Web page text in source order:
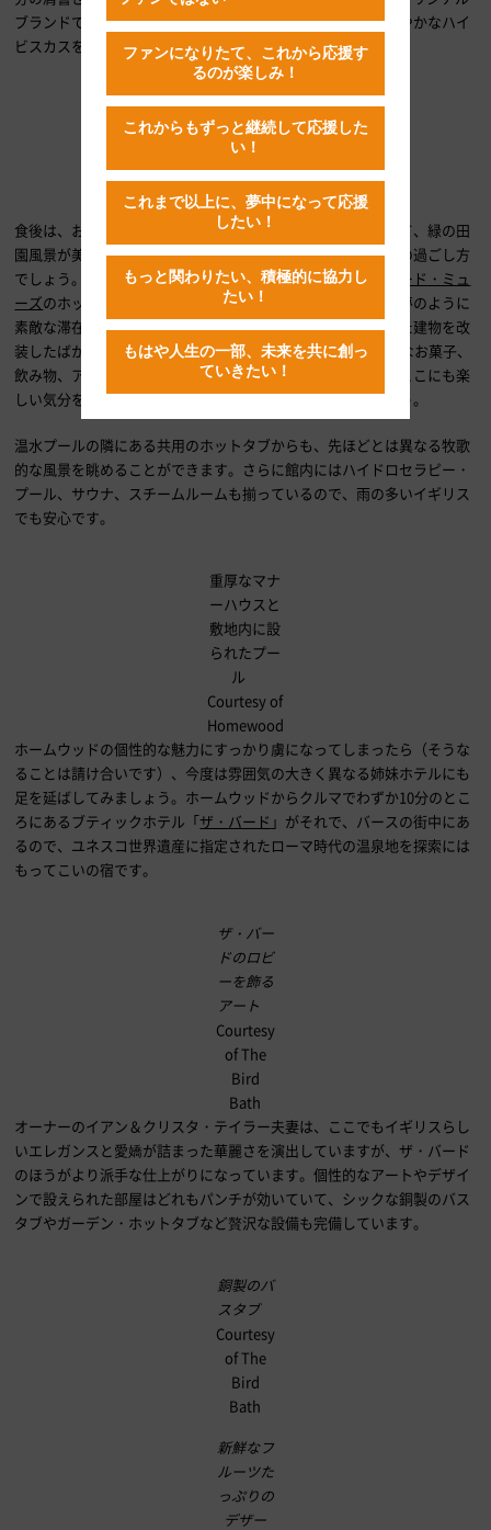
ブランドである「カレイドスコープ・ジン」に使われる色鮮やかなハイ
ビスカスをはじめとする植物もこの菜園で栽培しています。
庭に並んだ
BBQドー
ム
Courtesy of
Homewood
食後は、お腹ごなしにプライベートのホットタブに身を沈めて、緑の田
園風景が美しい夕日に染められていく様子を眺めるのが最高の過ごし方
でしょう。本館のホットタブ・スイートや別館マリングフォード・ミュ
ーズのホットタブ・ルームを予約すれば、イギリスで過ごす夢のように
素敵な滞在が実現できます。ロッジハウスとして使われていた建物を改
装したばかりの豪奢なミューズには10の部屋数があり、様々なお菓子、
飲み物、アイスクリームで一杯の冷蔵庫が備えてあります。ここにも楽
しい気分を盛り上げるための気遣いが感じられることでしょう。
温水プールの隣にある共用のホットタブからも、先ほどとは異なる牧歌
的な風景を眺めることができます。さらに館内にはハイドロセラピー・
プール、サウナ、スチームルームも揃っているので、雨の多いイギリス
でも安心です。
重厚なマナ
ーハウスと
敷地内に設
られたプー
ル
Courtesy of
Homewood
ホームウッドの個性的な魅力にすっかり虜になってしまったら（そうな
ることは請け合いです）、今度は雰囲気の大きく異なる姉妹ホテルにも
足を延ばしてみましょう。ホームウッドからクルマでわずか10分のとこ
ろにあるブティックホテル「ザ・バード 」がそれで、バースの街中にあ
るので、ユネスコ世界遺産に指定されたローマ時代の温泉地を探索には
もってこいの宿です。
ザ・バー
ドのロビ
ーを飾る
アート
Courtesy
of The
Bird
Bath
オーナーのイアン＆クリスタ・テイラー夫妻は、ここでもイギリスらし
いエレガンスと愛嬌が詰まった華麗さを演出していますが、ザ・バード
のほうがより派手な仕上がりになっています。個性的なアートやデザイ
ンで設えられた部屋はどれもパンチが効いていて、シックな銅製のバス
タブやガーデン・ホットタブなど贅沢な設備も完備しています。
銅製のバ
スタブ
Courtesy
of The
Bird
Bath
新鮮なフ
ルーツた
っぷりの
デザー
ファンになりたて、これから応援す
るのが楽しみ！
これからもずっと継続して応援した
い！
これまで以上に、夢中になって応援
したい！
もっと関わりたい、積極的に協力し
たい！
もはや人生の一部、未来を共に創っ
ていきたい！